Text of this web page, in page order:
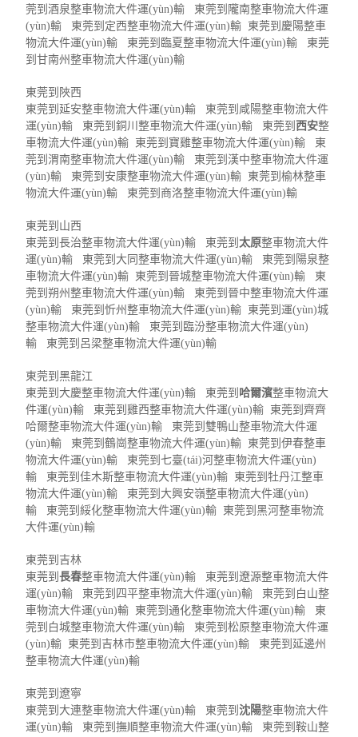
莞到酒泉整車物流大件運(yùn)輸 東莞到隴南整車物流大件運
(yùn)輸 東莞到定西整車物流大件運(yùn)輸 東莞到慶陽整車
物流大件運(yùn)輸 東莞到臨夏整車物流大件運(yùn)輸 東莞
到甘南州整車物流大件運(yùn)輸
東莞到陜西
東莞到延安整車物流大件運(yùn)輸 東莞到咸陽整車物流大件
運(yùn)輸 東莞到銅川整車物流大件運(yùn)輸 東莞到 西安整
車物流大件運(yùn)輸 東莞到寶雞整車物流大件運(yùn)輸 東
莞到渭南整車物流大件運(yùn)輸 東莞到漢中整車物流大件運
(yùn)輸 東莞到安康整車物流大件運(yùn)輸 東莞到榆林整車
物流大件運(yùn)輸 東莞到商洛整車物流大件運(yùn)輸
東莞到山西
東莞到長治整車物流大件運(yùn)輸 東莞到太原整車物流大件
運(yùn)輸 東莞到大同整車物流大件運(yùn)輸 東莞到陽泉整
車物流大件運(yùn)輸 東莞到晉城整車物流大件運(yùn)輸 東
莞到朔州整車物流大件運(yùn)輸 東莞到晉中整車物流大件運
(yùn)輸 東莞到忻州整車物流大件運(yùn)輸 東莞到運(yùn)城
整車物流大件運(yùn)輸 東莞到臨汾整車物流大件運(yùn)
輸 東莞到呂梁整車物流大件運(yùn)輸
東莞到黑龍江
東莞到大慶整車物流大件運(yùn)輸 東莞到 哈爾濱整車物流大
件運(yùn)輸 東莞到雞西整車物流大件運(yùn)輸 東莞到齊齊
哈爾整車物流大件運(yùn)輸 東莞到雙鴨山整車物流大件運
(yùn)輸 東莞到鶴崗整車物流大件運(yùn)輸 東莞到伊春整車
物流大件運(yùn)輸 東莞到七臺(tái)河整車物流大件運(yùn)
輸 東莞到佳木斯整車物流大件運(yùn)輸 東莞到牡丹江整車
物流大件運(yùn)輸 東莞到大興安嶺整車物流大件運(yùn)
輸 東莞到綏化整車物流大件運(yùn)輸 東莞到黑河整車物流
大件運(yùn)輸
東莞到吉林
東莞到長春整車物流大件運(yùn)輸 東莞到遼源整車物流大件
運(yùn)輸 東莞到四平整車物流大件運(yùn)輸 東莞到白山整
車物流大件運(yùn)輸 東莞到通化整車物流大件運(yùn)輸 東
莞到白城整車物流大件運(yùn)輸 東莞到松原整車物流大件運
(yùn)輸 東莞到吉林市整車物流大件運(yùn)輸 東莞到延邊州
整車物流大件運(yùn)輸
東莞到遼寧
東莞到大連整車物流大件運(yùn)輸 東莞到沈陽整車物流大件
運(yùn)輸 東莞到撫順整車物流大件運(yùn)輸 東莞到鞍山整